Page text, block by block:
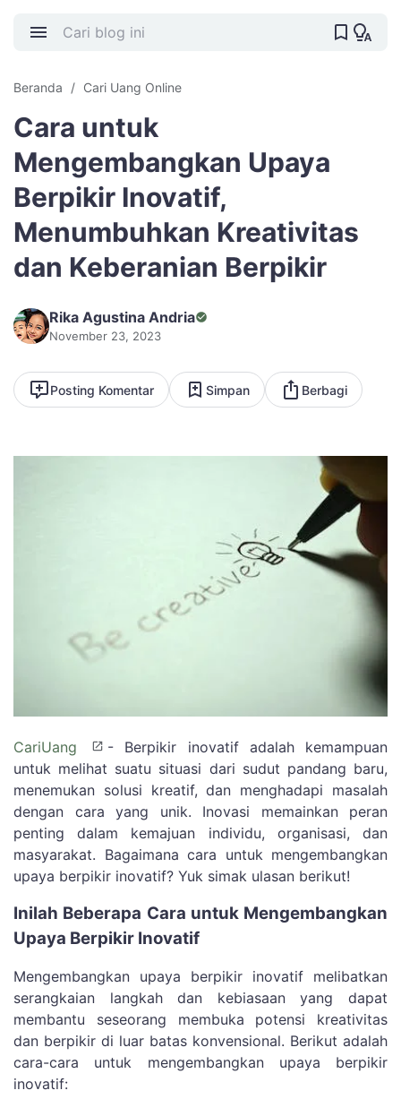
Beranda Cari Uang Online
Cara untuk
Mengembangkan Upaya
Berpikir Inovatif,
Menumbuhkan Kreativitas
dan Keberanian Berpikir
Rika Agustina Andria
November 23, 2023
Posting Komentar Simpan Berbagi
CariUang
- Berpikir inovatif adalah kemampuan
untuk melihat suatu situasi dari sudut pandang baru,
menemukan solusi kreatif, dan menghadapi masalah
dengan cara yang unik. Inovasi memainkan peran
penting dalam kemajuan individu, organisasi, dan
masyarakat. Bagaimana cara untuk mengembangkan
upaya berpikir inovatif? Yuk simak ulasan berikut!
Inilah Beberapa Cara untuk Mengembangkan
Upaya Berpikir Inovatif
Mengembangkan upaya berpikir inovatif melibatkan
serangkaian langkah dan kebiasaan yang dapat
membantu seseorang membuka potensi kreativitas
dan berpikir di luar batas konvensional. Berikut adalah
cara-cara untuk mengembangkan upaya berpikir
inovatif: